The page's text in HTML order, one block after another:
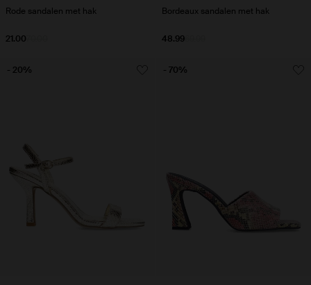
Rode sandalen met hak
21.00
Bordeaux sandalen met hak
48.99
- 20% - 70%